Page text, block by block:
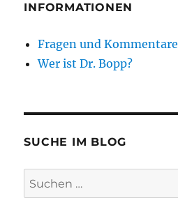
INFORMATIONEN
Fragen und Kommentare
Wer ist Dr. Bopp?
SUCHE IM BLOG
Suchen
nach: